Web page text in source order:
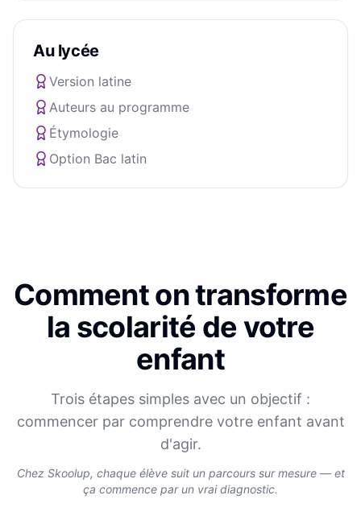
Au lycée
Version latine
Auteurs au programme
Étymologie
Option Bac latin
Comment on transforme
la scolarité de votre
enfant
Trois étapes simples avec un objectif :
commencer par comprendre votre enfant avant
d'agir.
Chez Skoolup, chaque élève suit un parcours sur mesure — et
ça commence par un vrai diagnostic.